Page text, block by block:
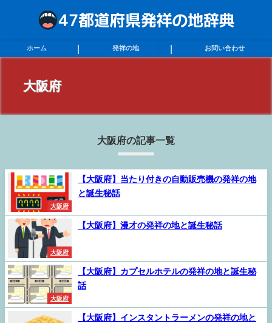
ホーム 発祥の地 お問い合わせ
大阪府
大阪府の記事一覧
大阪府
【大阪府】当たり付きの自動販売機の発祥の地
と誕生秘話
大阪府
【大阪府】漫才の発祥の地と誕生秘話
大阪府
【大阪府】カプセルホテルの発祥の地と誕生秘
話
【大阪府】インスタントラーメンの発祥の地と